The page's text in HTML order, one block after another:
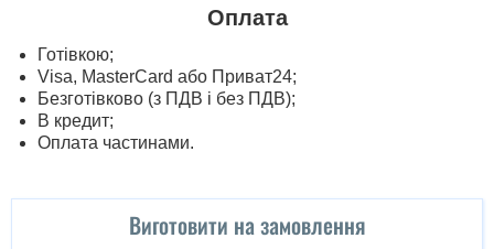
Оплата
Готівкою;
Visa, MasterСard або Приват24;
Безготівково (з ПДВ і без ПДВ);
В кредит;
Оплата частинами.
Виготовити на замовлення